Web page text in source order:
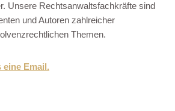
Unsere Rechtsanwaltsfachkräfte sind
und Autoren zahlreicher
Themen.
Email.